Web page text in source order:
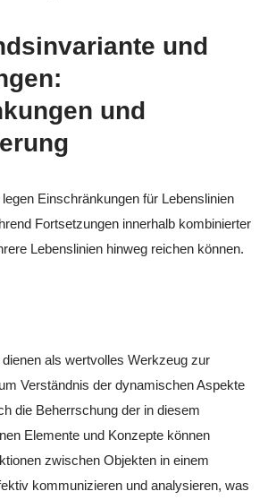
und
und
Einschränkungen für Lebenslinien
Fortsetzungen innerhalb kombinierter
Lebenslinien hinweg reichen können.
als wertvolles Werkzeug zur
Verständnis der dynamischen Aspekte
die Beherrschung der in diesem
Elemente und Konzepte können
zwischen Objekten in einem
kommunizieren und analysieren, was